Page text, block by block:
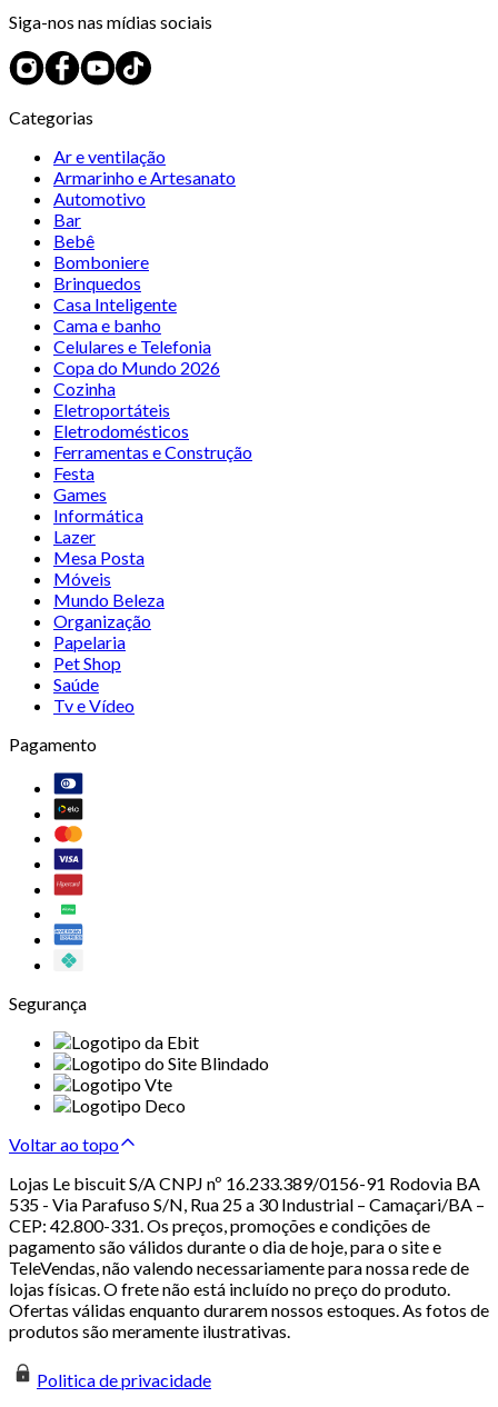
Siga-nos nas mídias sociais
Categorias
Ar e ventilação
Armarinho e Artesanato
Automotivo
Bar
Bebê
Bomboniere
Brinquedos
Casa Inteligente
Cama e banho
Celulares e Telefonia
Copa do Mundo 2026
Cozinha
Eletroportáteis
Eletrodomésticos
Ferramentas e Construção
Festa
Games
Informática
Lazer
Mesa Posta
Móveis
Mundo Beleza
Organização
Papelaria
Pet Shop
Saúde
Tv e Vídeo
Pagamento
Segurança
Voltar ao topo
Lojas Le biscuit S/A CNPJ nº 16.233.389/0156-91 Rodovia BA
535 - Via Parafuso S/N, Rua 25 a 30 Industrial – Camaçari/BA –
CEP: 42.800-331. Os preços, promoções e condições de
pagamento são válidos durante o dia de hoje, para o site e
TeleVendas, não valendo necessariamente para nossa rede de
lojas físicas. O frete não está incluído no preço do produto.
Ofertas válidas enquanto durarem nossos estoques. As fotos de
produtos são meramente ilustrativas.
Politica de privacidade